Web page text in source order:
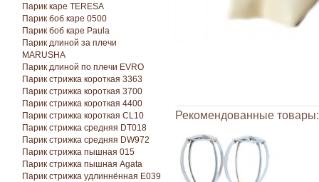
Парик каре TERESA
Парик боб каре 0500
Парик боб каре Paula
Парик длиной за плечи
MARUSHA
Парик длиной по плечи EVRO
Парик стрижка короткая 3363
Парик стрижка короткая 3700
Парик стрижка короткая 4400
Парик стрижка короткая CL10
Парик стрижка средняя DT018
Парик стрижка средняя DW972
Парик стрижка пышная 015
Парик стрижка пышная Agata
Парик стрижка удлиннённая E039
Рекомендованные товары: